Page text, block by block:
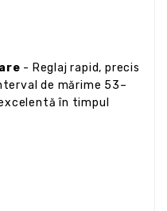
- Reglaj rapid, precis
de mărime 53–
în timpul